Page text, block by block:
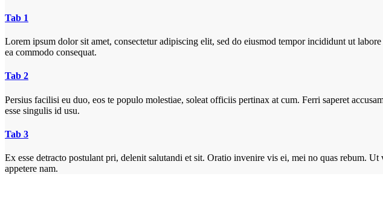
Tab 1
Lorem ipsum dolor sit amet, consectetur adipiscing elit, sed do eiusmod tempor incididunt ut
ea commodo consequat.
Tab 2
Persius facilisi eu duo, eos te populo molestiae, soleat officiis pertinax at cum. Ferri saperet
esse singulis id usu.
Tab 3
Ex esse detracto postulant pri, delenit salutandi et sit. Oratio invenire vis ei, mei no quas rebum.
appetere nam.